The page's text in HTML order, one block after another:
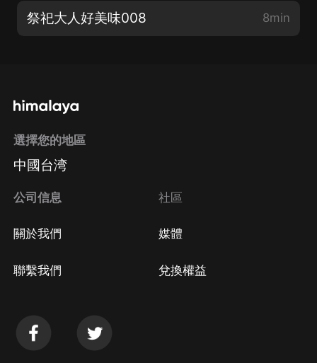
祭祀大人好美味008 8min
選擇您的地區
中國台湾
公司信息
關於我們
聯繫我們
社區
媒體
兌換權益